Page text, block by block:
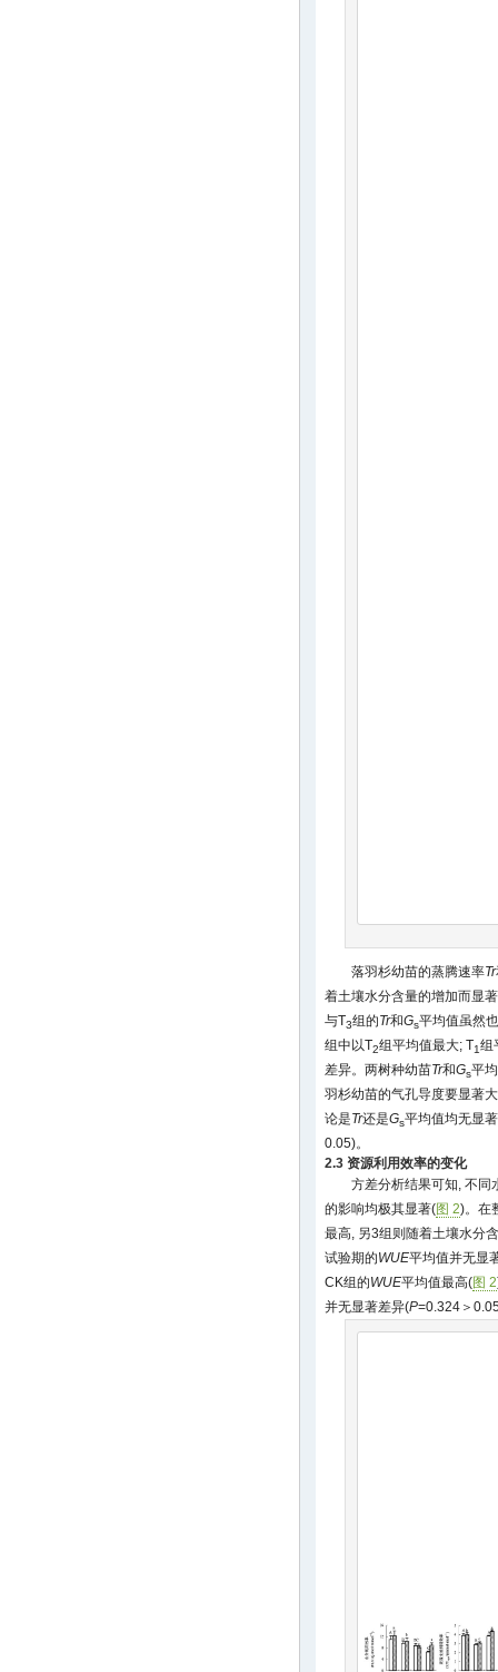
落羽杉幼苗的蒸腾速率Tr
着土壤水分含量的增加而显
与T3组的Tr和Gs平均值虽然
组中以T2组平均值最大; T1组
差异。两树种幼苗Tr和Gs平
羽杉幼苗的气孔导度要显著
论是Tr还是Gs平均值均无显
0.05)。
2.3 资源利用效率的变化
方差分析结果可知, 不同
的影响均极其显著(图 2)。在
最高, 另3组则随着土壤水分
试验期的WUE平均值并无显
CK组的WUE平均值最高(图 2
并无显著差异(P=0.324＞